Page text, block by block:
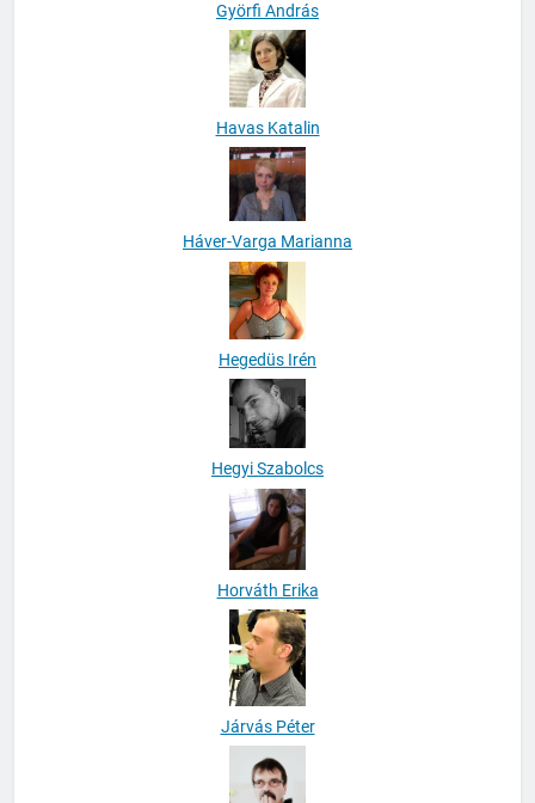
Györfi András
Havas Katalin
Háver-Varga Marianna
Hegedüs Irén
Hegyi Szabolcs
Horváth Erika
Járvás Péter